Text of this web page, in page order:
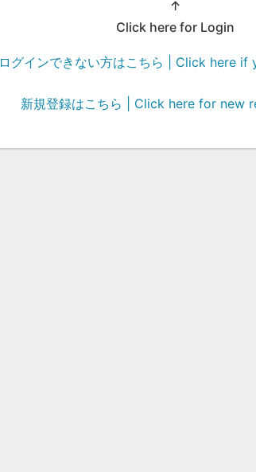
↑
Click here for Login
ログインできない方はこちら | Click here
新規登録はこちら | Click here for new